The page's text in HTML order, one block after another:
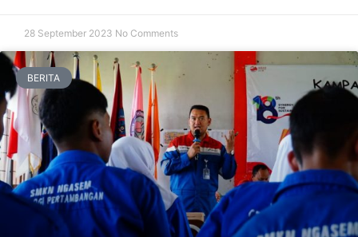
28 September 2023 No Comments
BERITA